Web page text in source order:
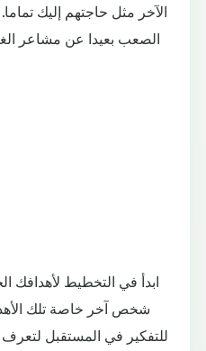
الآخر مثل حاجتهم إليك
الصعب بعيدا عن مشاعر
ابدأ في التخطيط لأهدافك
شخص آخر خاصة تلك
للتفكير في المستقبل